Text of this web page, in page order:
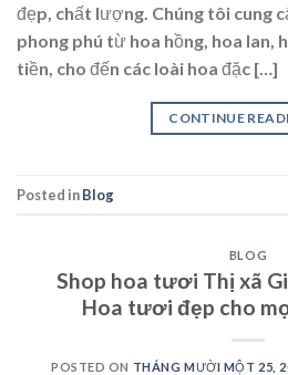
đẹp, chất lượng. Chúng tôi cung
phong phú từ hoa hồng, hoa lan,
tiền, cho đến các loài hoa đặc […]
CONTINUE
Posted inBlog
BLOG
Shop hoa tươi Thị xã
Hoa tươi đẹp cho
POSTED ON THÁNG MƯỜI MỘT 25,